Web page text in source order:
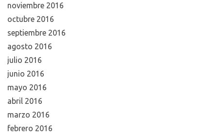
noviembre 2016
octubre 2016
septiembre 2016
agosto 2016
julio 2016
junio 2016
mayo 2016
abril 2016
marzo 2016
febrero 2016